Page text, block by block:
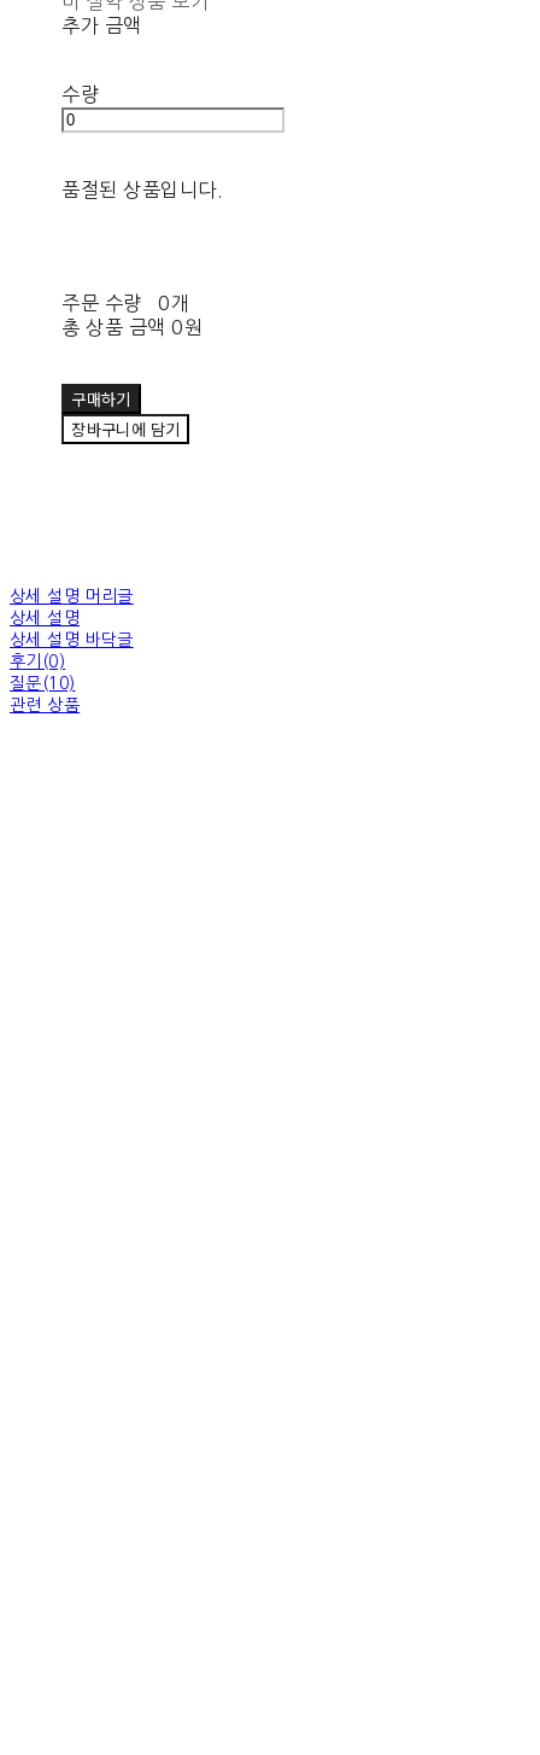
추가 금액
수량
품절된 상품입니다.
주문 수량
0개
총 상품 금액 0원
구매하기
장바구니에 담기
상세 설명 머리글
상세 설명
상세 설명 바닥글
후기(0)
질문(10)
관련 상품